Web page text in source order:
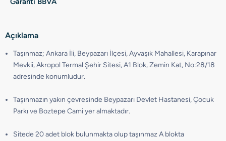
Açıklama
Taşınmaz; Ankara İli, Beypazarı İlçesi, Ayvaşık Mahallesi, Karapınar
Mevkii, Akropol Termal Şehir Sitesi, A1 Blok, Zemin Kat, No:28/18
adresinde konumludur.
Taşınmazın yakın çevresinde Beypazarı Devlet Hastanesi, Çocuk
Parkı ve Boztepe Cami yer almaktadır.
Sitede 20 adet blok bulunmakta olup taşınmaz A blokta